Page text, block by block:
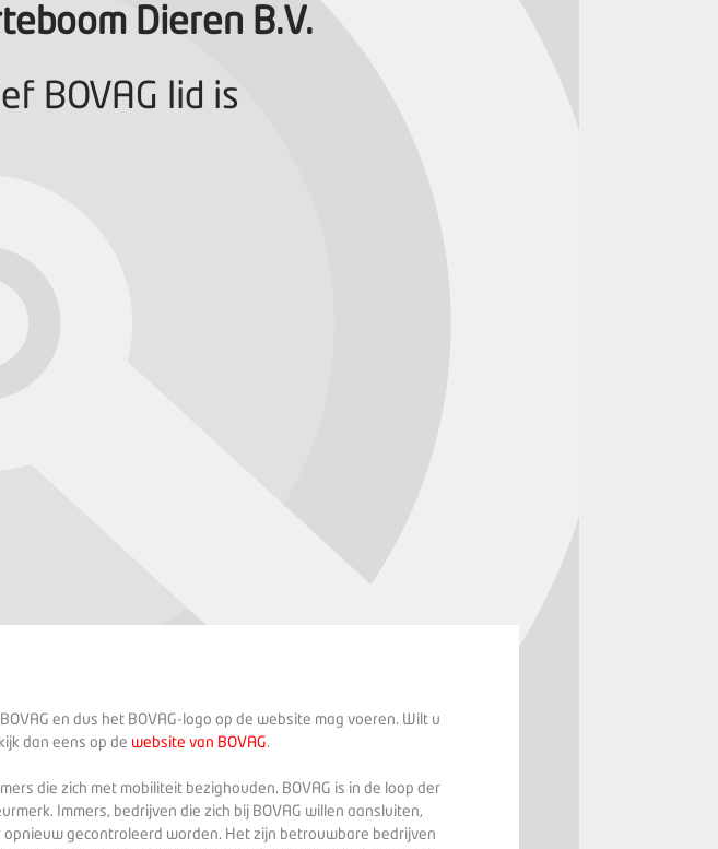
Dieren B.V.
BOVAG lid is
en dus het BOVAG-logo op de website mag voeren. Wilt u
dan eens op de website van BOVAG.
die zich met mobiliteit bezighouden. BOVAG is in de loop der
Immers, bedrijven die zich bij BOVAG willen aansluiten,
gecontroleerd worden. Het zijn betrouwbare bedrijven